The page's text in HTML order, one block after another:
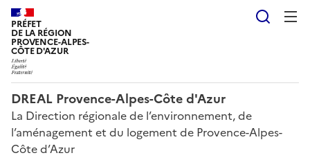
PRÉFET
DE LA RÉGION
PROVENCE-ALPES-
CÔTE D'AZUR
DREAL Provence-Alpes-Côte d'Azur
La Direction régionale de l’environnement, de
l’aménagement et du logement de Provence-Alpes-
Côte d’Azur